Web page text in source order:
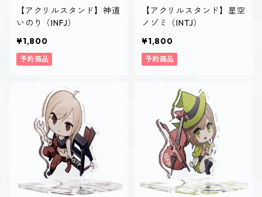
【アクリルスタンド】神道
いのり（INFJ）
¥1,800
予約商品
【アクリルスタンド】星空
ノゾミ（INTJ）
¥1,800
予約商品